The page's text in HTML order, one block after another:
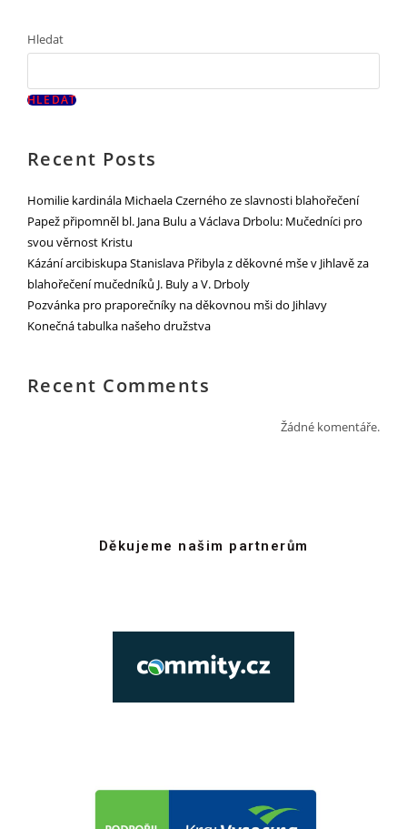
Hledat
HLEDAT
Recent Posts
Homilie kardinála Michaela Czerného ze slavnosti blahořečení
Papež připomněl bl. Jana Bulu a Václava Drbolu: Mučedníci pro
svou věrnost Kristu
Kázání arcibiskupa Stanislava Přibyla z děkovné mše v Jihlavě za
blahořečení mučedníků J. Buly a V. Drboly
Pozvánka pro praporečníky na děkovnou mši do Jihlavy
Konečná tabulka našeho družstva
Recent Comments
Žádné komentáře.
Děkujeme našim partnerům